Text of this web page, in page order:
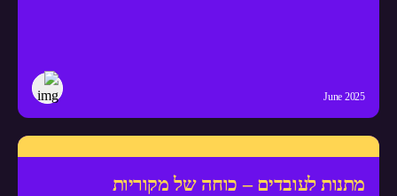
June 2025
מתנות לעובדים – כוחה של מקוריות